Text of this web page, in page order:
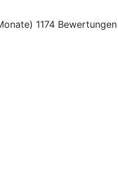
1174 Bewertungen